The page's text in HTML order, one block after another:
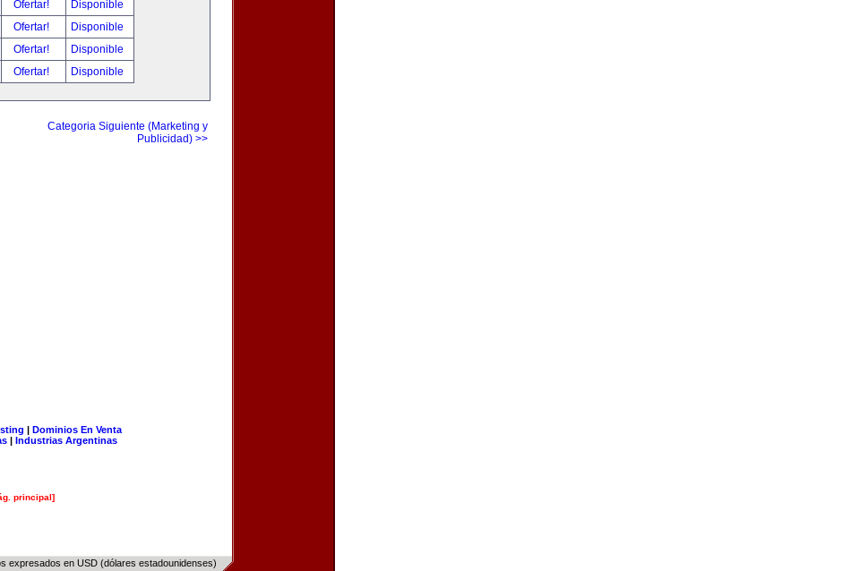
Ofertar!
Disponible
Ofertar!
Disponible
Ofertar!
Disponible
Ofertar! Disponible
Categoria Siguiente (Marketing y
Publicidad) >>
| Dominios En Venta
| Industrias Argentinas
principal]
expresados en USD (dólares estadounidenses)